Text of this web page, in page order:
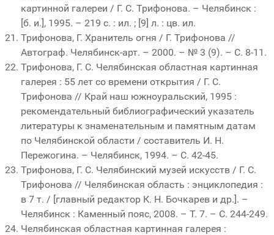
картинной галереи / Г. С. Трифонова. – Челябинск :
[б. и.], 1995. – 219 с. : ил. ; [9] л. : цв. ил.
Трифонова, Г. Хранитель огня / Г. Трифонова //
Автограф. Челябинск-арт. – 2000. – № 3 (9). – С. 8-11.
Трифонова, Г. С. Челябинская областная картинная
галерея : 55 лет со времени открытия / Г. С.
Трифонова // Край наш южноуральский, 1995 :
рекомендательный библиографический указатель
литературы к знаменательным и памятным датам
по Челябинской области / составитель И. Н.
Пережогина. – Челябинск, 1994. – С. 42-45.
Трифонова, Г. С. Челябинский музей искусств / Г. С.
Трифонова // Челябинская область : энциклопедия :
в 7 т. / [главный редактор К. Н. Бочкарев и др.]. –
Челябинск : Каменный пояс, 2008. – Т. 7. – С. 244-249.
Челябинская областная картинная галерея :